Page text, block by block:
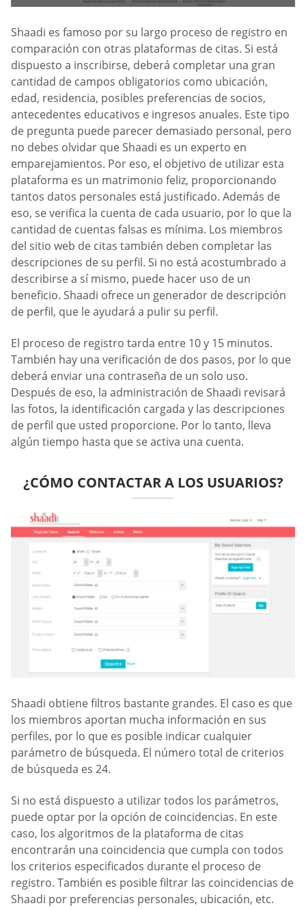
Shaadi es famoso por su largo proceso de registro en
comparación con otras plataformas de citas. Si está
dispuesto a inscribirse, deberá completar una gran
cantidad de campos obligatorios como ubicación,
edad, residencia, posibles preferencias de socios,
antecedentes educativos e ingresos anuales. Este tipo
de pregunta puede parecer demasiado personal, pero
no debes olvidar que Shaadi es un experto en
emparejamientos. Por eso, el objetivo de utilizar esta
plataforma es un matrimonio feliz, proporcionando
tantos datos personales está justificado. Además de
eso, se verifica la cuenta de cada usuario, por lo que la
cantidad de cuentas falsas es mínima. Los miembros
del sitio web de citas también deben completar las
descripciones de su perfil. Si no está acostumbrado a
describirse a sí mismo, puede hacer uso de un
beneficio. Shaadi ofrece un generador de descripción
de perfil, que le ayudará a pulir su perfil.
El proceso de registro tarda entre 10 y 15 minutos.
También hay una verificación de dos pasos, por lo que
deberá enviar una contraseña de un solo uso.
Después de eso, la administración de Shaadi revisará
las fotos, la identificación cargada y las descripciones
de perfil que usted proporcione. Por lo tanto, lleva
algún tiempo hasta que se activa una cuenta.
¿CÓMO CONTACTAR A LOS USUARIOS?
Shaadi obtiene filtros bastante grandes. El caso es que
los miembros aportan mucha información en sus
perfiles, por lo que es posible indicar cualquier
parámetro de búsqueda. El número total de criterios
de búsqueda es 24.
Si no está dispuesto a utilizar todos los parámetros,
puede optar por la opción de coincidencias. En este
caso, los algoritmos de la plataforma de citas
encontrarán una coincidencia que cumpla con todos
los criterios especificados durante el proceso de
registro. También es posible filtrar las coincidencias de
Shaadi por preferencias personales, ubicación, etc.